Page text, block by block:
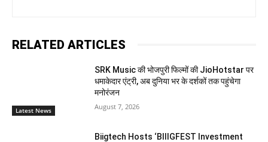
RELATED ARTICLES
Latest News
SRK Music की भोजपुरी फिल्मों की JioHotstar पर
धमाकेदार एंट्री, अब दुनिया भर के दर्शकों तक पहुंचेगा
मनोरंजन
August 7, 2026
Biigtech Hosts ‘BIIIGFEST Investment